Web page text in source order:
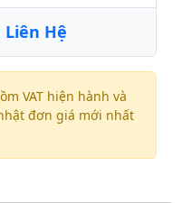
Liên Hệ
VAT hiện hành và
đơn giá mới nhất